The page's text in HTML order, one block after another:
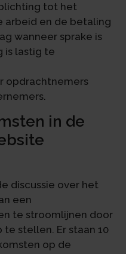
tot het
arbeid en de betaling
wanneer sprake is
is lastig te
opdrachtnemers
in de
discussie over het
een
te stroomlijnen door
stellen. Er staan 10
op de